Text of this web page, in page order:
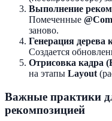
Выполнение
Помеченные
заново.
Генерация дерева
Создается
Отрисовка кадра
на этапы Layout
Важные практики
рекомпозицией